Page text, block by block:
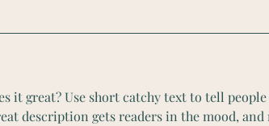
it great? Use short catchy text to tell
description gets readers in the mood, and